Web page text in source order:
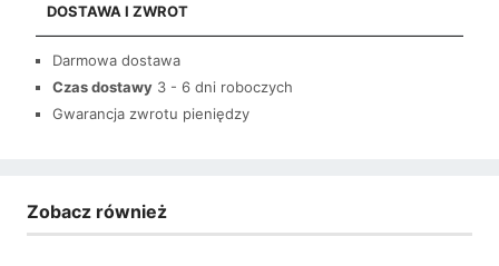
DOSTAWA I ZWROT
Darmowa dostawa
Czas dostawy 3 - 6 dni roboczych
Gwarancja zwrotu pieniędzy
Zobacz również